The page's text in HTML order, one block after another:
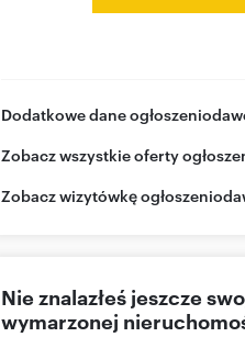
Dodatkowe dane
Warszawa
PL
Zobacz wszystkie oferty
Zobacz wizytówkę
Nie znalazłeś jeszcze
wymarzonej